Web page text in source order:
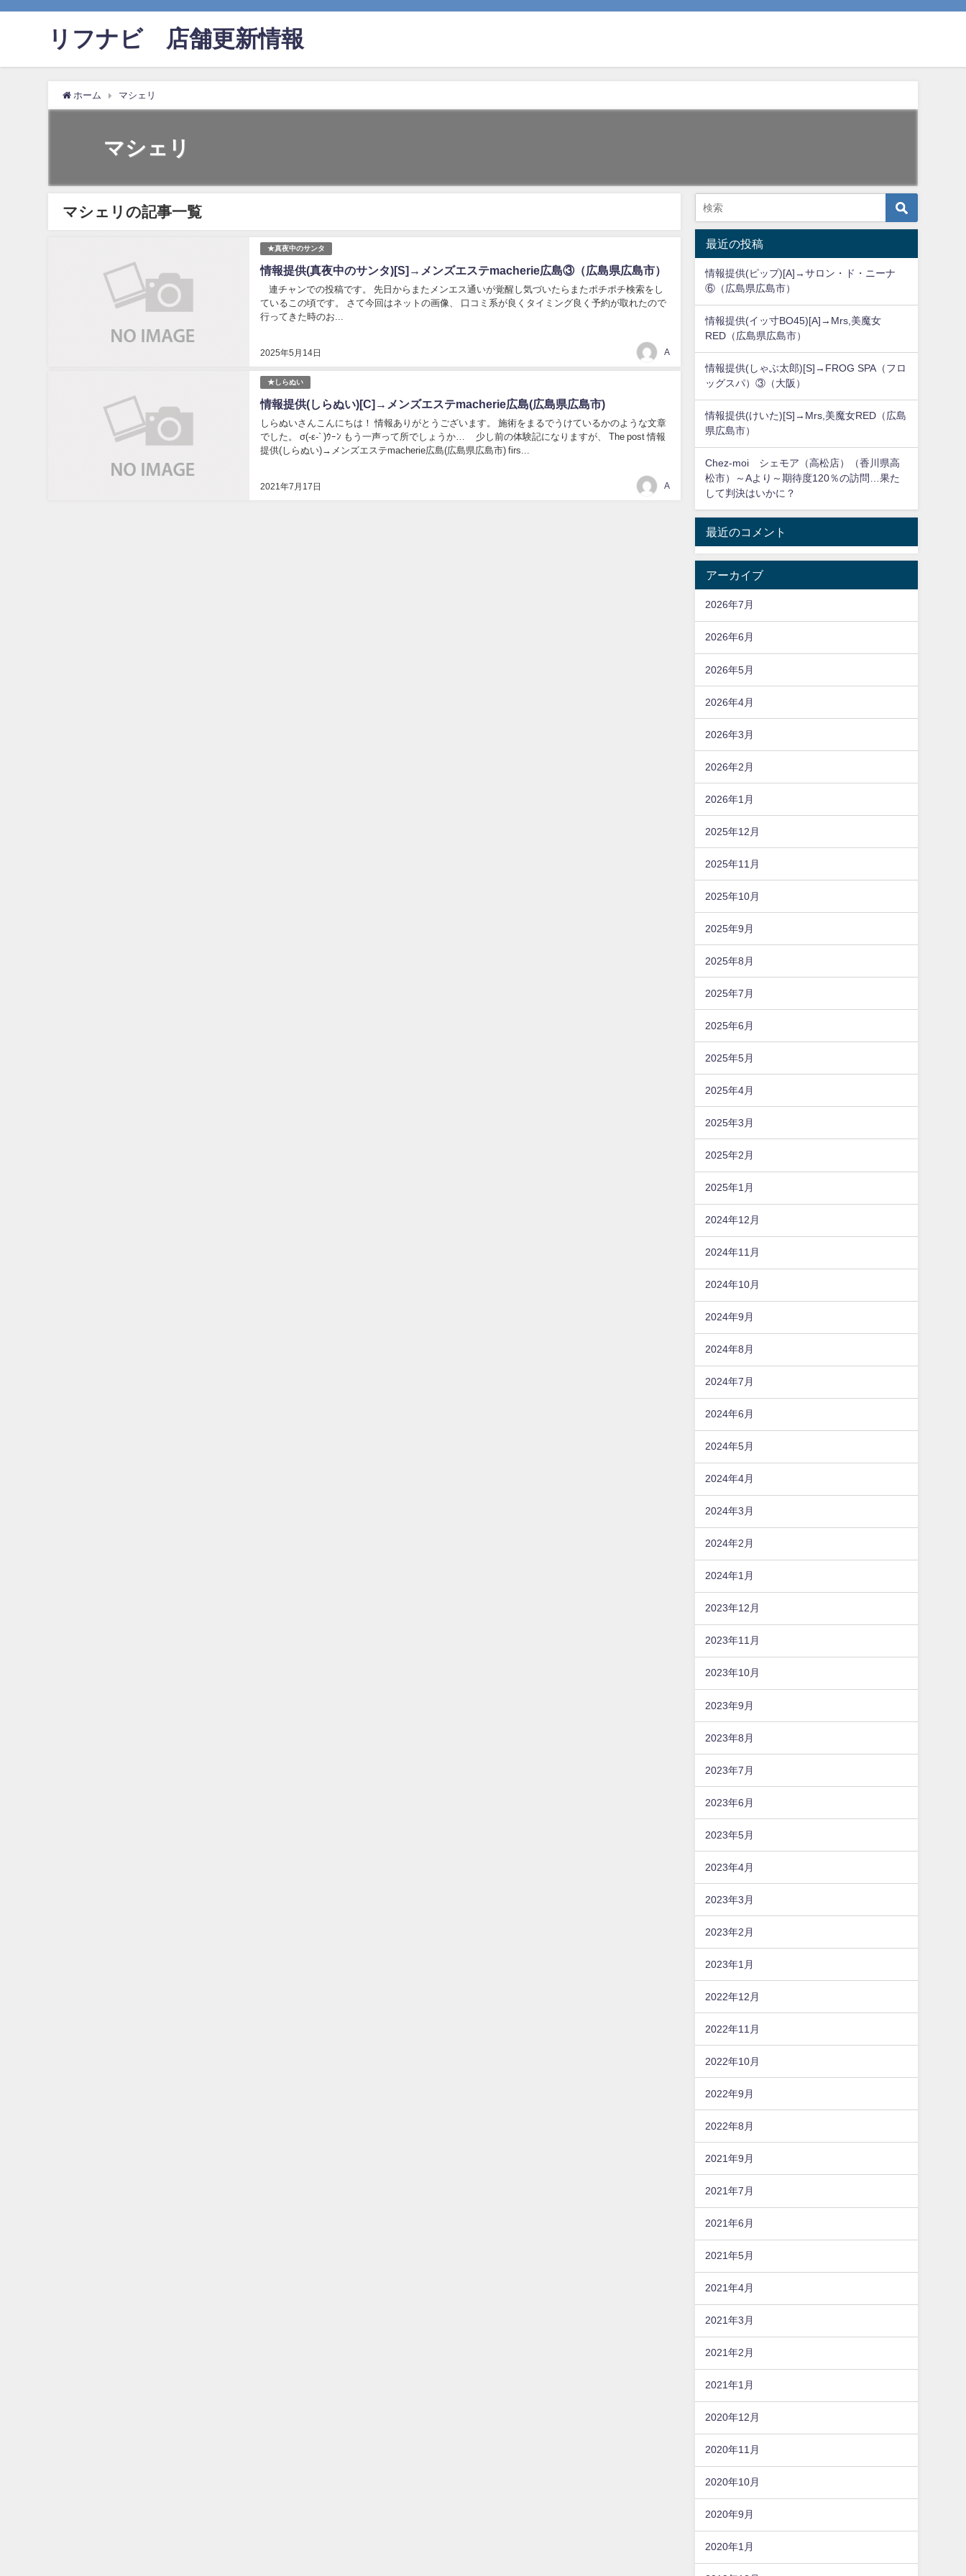
リフナビ®店舗更新情報
ホーム マシェリ
マシェリ
マシェリの記事一覧
★真夜中のサンタ
情報提供(真夜中のサンタ)[S]→メンズエステmacherie広島③（広島県広島市）
2025年5月14日
連チャンでの投稿です。 先日からまたメンエス通いが覚醒し気づいたらまたポチポチ検索をし
ているこの頃です。 さて今回はネットの画像、 口コミ系が良くタイミング良く予約が取れたので
行ってきた時のお...
A
★しらぬい
情報提供(しらぬい)[C]→メンズエステmacherie広島(広島県広島市)
2021年7月17日
しらぬいさんこんにちは！ 情報ありがとうございます。 施術をまるでうけているかのような文章
でした。 σ(-ε-` )ｳｰﾝ もう一声って所でしょうか… 少し前の体験記になりますが、 The post 情報
提供(しらぬい)→メンズエステmacherie広島(広島県広島市) firs...
A
最近の投稿
情報提供(ピップ)[A]→サロン・ド・ニーナ
⑥（広島県広島市）
情報提供(イッ寸BO45)[A]→Mrs,美魔女
RED（広島県広島市）
情報提供(しゃぶ太郎)[S]→FROG SPA（フロ
ッグスパ）③（大阪）
情報提供(けいた)[S]→Mrs,美魔女RED（広島
県広島市）
Chez-moi シェモア（高松店）（香川県高
松市）～Aより～期待度120％の訪問…果た
して判決はいかに？
最近のコメント
アーカイブ
2026年7月
2026年6月
2026年5月
2026年4月
2026年3月
2026年2月
2026年1月
2025年12月
2025年11月
2025年10月
2025年9月
2025年8月
2025年7月
2025年6月
2025年5月
2025年4月
2025年3月
2025年2月
2025年1月
2024年12月
2024年11月
2024年10月
2024年9月
2024年8月
2024年7月
2024年6月
2024年5月
2024年4月
2024年3月
2024年2月
2024年1月
2023年12月
2023年11月
2023年10月
2023年9月
2023年8月
2023年7月
2023年6月
2023年5月
2023年4月
2023年3月
2023年2月
2023年1月
2022年12月
2022年11月
2022年10月
2022年9月
2022年8月
2021年9月
2021年7月
2021年6月
2021年5月
2021年4月
2021年3月
2021年2月
2021年1月
2020年12月
2020年11月
2020年10月
2020年9月
2020年1月